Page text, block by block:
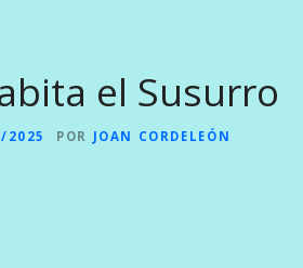
el Susurro
2025 POR JOAN CORDELEÓN